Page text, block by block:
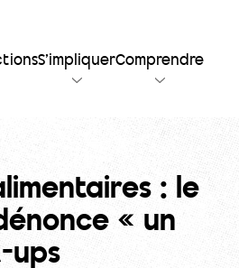
S’impliquerComprendre
: le
« un
ups